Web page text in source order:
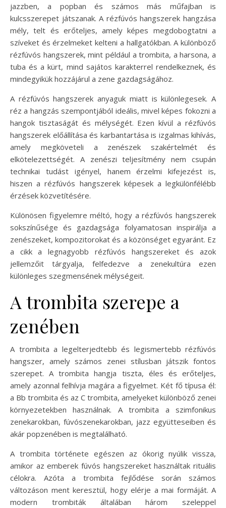
jazzben, a popban és számos más műfajban is
kulcsszerepet játszanak. A rézfúvós hangszerek hangzása
mély, telt és erőteljes, amely képes megdobogtatni a
szíveket és érzelmeket kelteni a hallgatókban. A különböző
rézfúvós hangszerek, mint például a trombita, a harsona, a
tuba és a kürt, mind sajátos karakterrel rendelkeznek, és
mindegyikük hozzájárul a zene gazdagságához.
A rézfúvós hangszerek anyaguk miatt is különlegesek. A
réz a hangzás szempontjából ideális, mivel képes fokozni a
hangok tisztaságát és mélységét. Ezen kívül a rézfúvós
hangszerek előállítása és karbantartása is izgalmas kihívás,
amely megköveteli a zenészek szakértelmét és
elkötelezettségét. A zenészi teljesítmény nem csupán
technikai tudást igényel, hanem érzelmi kifejezést is,
hiszen a rézfúvós hangszerek képesek a legkülönfélébb
érzések közvetítésére.
Különösen figyelemre méltó, hogy a rézfúvós hangszerek
sokszínűsége és gazdagsága folyamatosan inspirálja a
zenészeket, kompozitorokat és a közönséget egyaránt. Ez
a cikk a legnagyobb rézfúvós hangszereket és azok
jellemzőit tárgyalja, felfedezve a zenekultúra ezen
különleges szegmensének mélységeit.
A trombita szerepe a
zenében
A trombita a legelterjedtebb és legismertebb rézfúvós
hangszer, amely számos zenei stílusban játszik fontos
szerepet. A trombita hangja tiszta, éles és erőteljes,
amely azonnal felhívja magára a figyelmet. Két fő típusa él:
a Bb trombita és az C trombita, amelyeket különböző zenei
környezetekben használnak. A trombita a szimfonikus
zenekarokban, fúvószenekarokban, jazz együtteseiben és
akár popzenében is megtalálható.
A trombita története egészen az ókorig nyúlik vissza,
amikor az emberek fúvós hangszereket használtak rituális
célokra. Azóta a trombita fejlődése során számos
változáson ment keresztül, hogy elérje a mai formáját. A
modern trombiták általában három szeleppel